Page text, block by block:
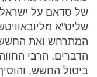
של סדאם על
שליט"א
המתרחש ואת החשש
הדברים, הרבי
ביטול החשש,